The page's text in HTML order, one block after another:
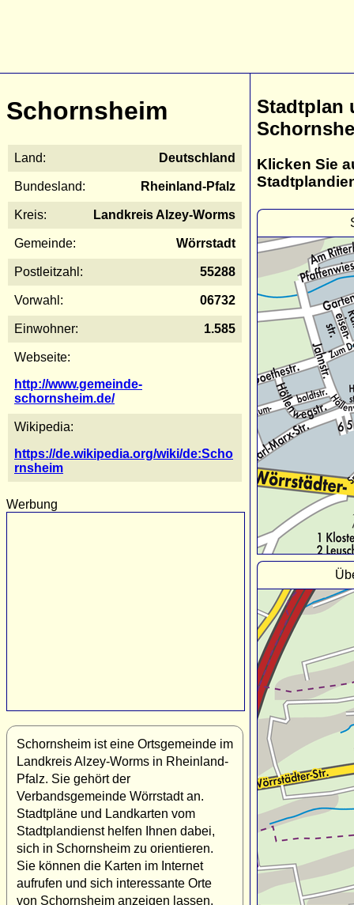
Schornsheim
Land: Deutschland
Bundesland: Rheinland-Pfalz
Kreis: Landkreis Alzey-Worms
Gemeinde: Wörrstadt
Postleitzahl: 55288
Vorwahl: 06732
Einwohner: 1.585
Webseite:
http://www.gemeinde-
schornsheim.de/
Wikipedia:
https://de.wikipedia.org/wiki/de:Scho
rnsheim
Werbung
Schornsheim ist eine Ortsgemeinde im
Landkreis Alzey-Worms in Rheinland-
Pfalz. Sie gehört der
Verbandsgemeinde Wörrstadt an.
Stadtpläne und Landkarten vom
Stadtplandienst helfen Ihnen dabei,
sich in Schornsheim zu orientieren.
Sie können die Karten im Internet
aufrufen und sich interessante Orte
von Schornsheim anzeigen lassen,
Stadtplan
Klicken Sie